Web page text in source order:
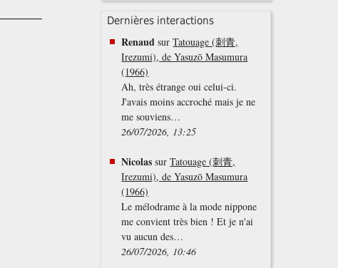
Dernières interactions
Renaud surTatouage (刺青,
Irezumi), de Yasuzō Masumura
(1966)
Ah, très étrange oui celui-ci.
J'avais moins accroché mais je ne
me souviens…
26/07/2026, 13:25
Nicolas surTatouage (刺青,
Irezumi), de Yasuzō Masumura
(1966)
Le mélodrame à la mode nippone
me convient très bien ! Et je n'ai
vu aucun des…
26/07/2026, 10:46